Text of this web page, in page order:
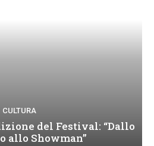
CULTURA
del Festival: “Dallo
allo Showman”